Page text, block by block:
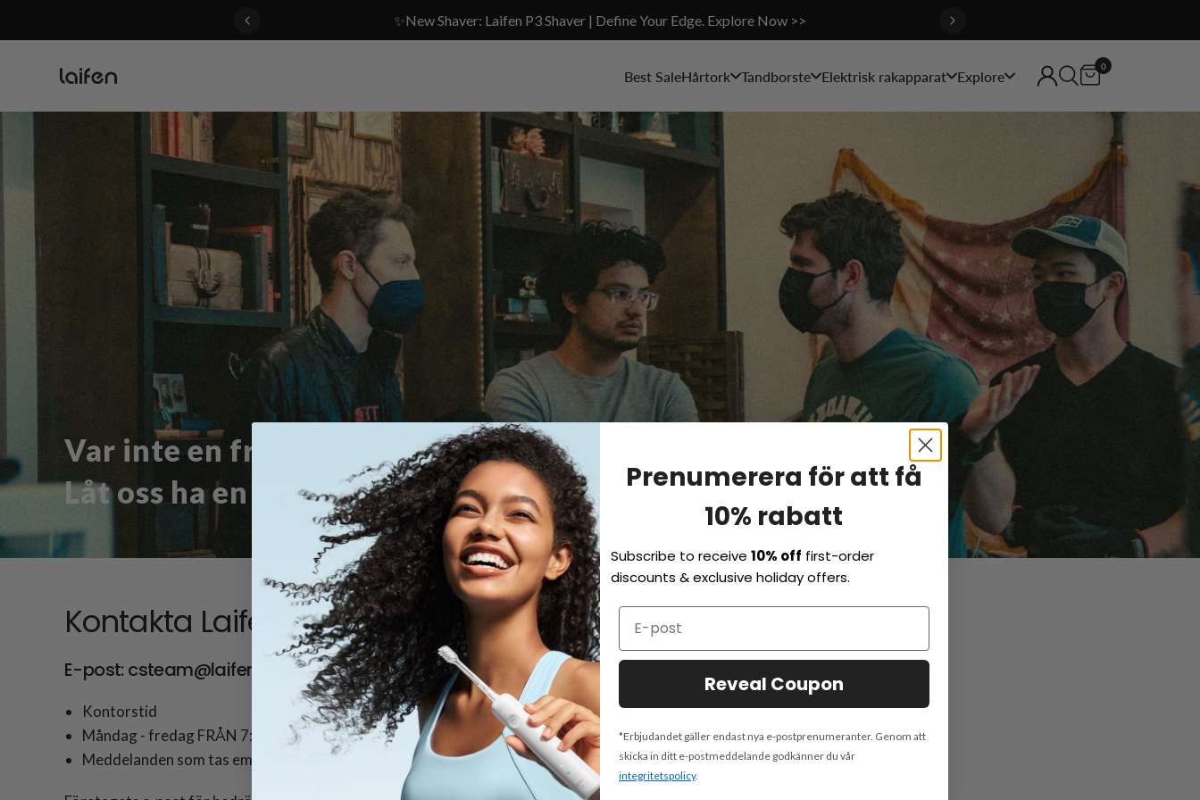
✨New Shaver: Laifen P3 Shaver | Define Your Edge. Explore Now >>
Best SaleHårtork Tandborste Elektrisk rakapparat Explore
0
Var inte en främling.
Låt oss ha en pratstund.
Kontakta Laifens kundtjänst
E-post: csteam@laifentech.com
Kontorstid
Måndag - fredag FRÅN 7:00 till 15:00Standardtid (CET, UTC+2):
Meddelanden som tas emot utanför kontorstid besvaras inom 24 timmar.
Prenumerera för att få
10% rabatt
Subscribe to receive10% off first-order
discounts & exclusive holiday offers.
Reveal Coupon
*Erbjudandet gäller endast nya e-postprenumeranter. Genom att
skicka in ditt e-postmeddelande godkänner du vår
integritetspolicy.